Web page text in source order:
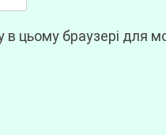
цьому браузері для